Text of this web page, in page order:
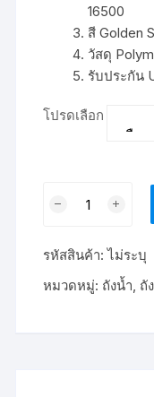
16500
สี Golden
วัสดุ
รับประกัน
โปรดเลือก
บน
รหัสสินค้า:ไม่ระบุ
หมวดหมู่: ถังน้ำ, ถั